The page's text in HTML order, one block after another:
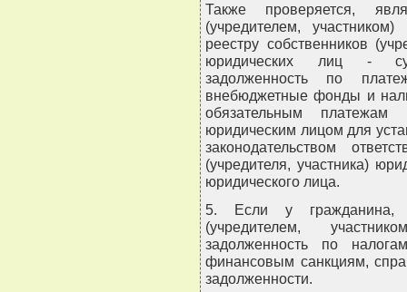
Также проверяется,
(учредителем,
реестру собственников
юридических лиц -
задолженность по
внебюджетные фонды и
обязательным
юридическим лицом для
законодательством
(учредителя, участника)
юридического лица.
5. Если у гражданина,
(учредителем,
задолженность по
финансовым санкциям,
задолженности.